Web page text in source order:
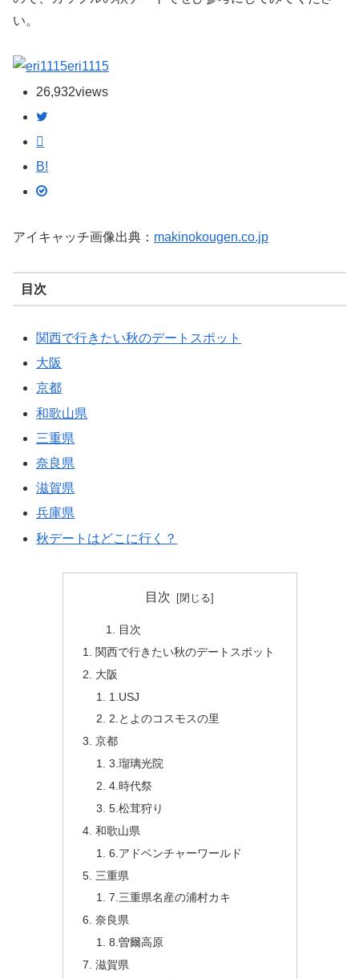
い。
eri1115
26,932views
B!
アイキャッチ画像出典： makinokougen.co.jp
目次
関西で行きたい秋のデートスポット
大阪
京都
和歌山県
三重県
奈良県
滋賀県
兵庫県
秋デートはどこに行く？
目次
目次
関西で行きたい秋のデートスポット
大阪
1.USJ
2.とよのコスモスの里
京都
3.瑠璃光院
4.時代祭
5.松茸狩り
和歌山県
6.アドベンチャーワールド
三重県
7.三重県名産の浦村カキ
奈良県
8.曽爾高原
滋賀県